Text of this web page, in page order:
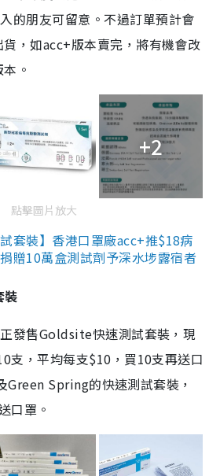
的朋友可留意。不過訂單預計會
，如acc+版本賣完，將有機會改
。
+2
點擊圖片放大
套裝】香港口罩廠acc+推$18病
贈10萬盒測試劑予深水埗露宿者
裝
發售Goldsite快速測試套裝，現
支，平均每支$10，買10支再送口
Green Spring的快速測試套裝，
口罩。